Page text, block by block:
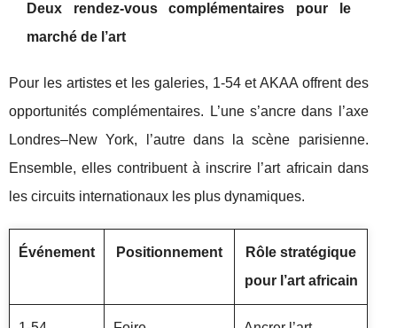
Deux rendez-vous complémentaires pour le
marché de l’art
Pour les artistes et les galeries, 1-54 et AKAA offrent des
opportunités complémentaires. L’une s’ancre dans l’axe
Londres–New York, l’autre dans la scène parisienne.
Ensemble, elles contribuent à inscrire l’art africain dans
les circuits internationaux les plus dynamiques.
Événement Positionnement
Rôle stratégique
pour l’art africain